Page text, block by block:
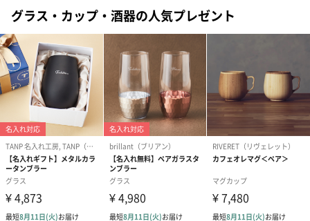
グラス・カップ・酒器の人気プレゼント